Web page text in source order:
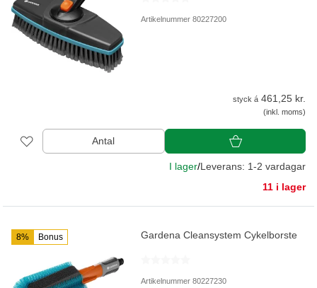
Artikelnummer 80227200
styck á 461,25 kr.
(inkl. moms)
Antal
I lager/Leverans: 1-2 vardagar
11 i lager
8% Bonus Gardena Cleansystem Cykelborste
Artikelnummer 80227230